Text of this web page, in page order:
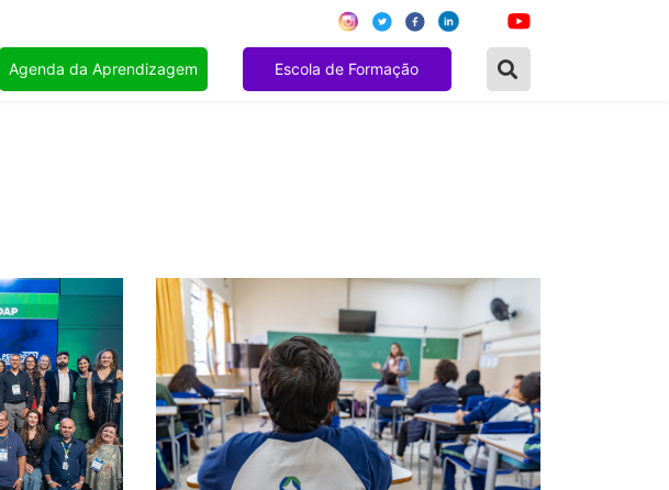
Agenda da Aprendizagem Escola de Formação